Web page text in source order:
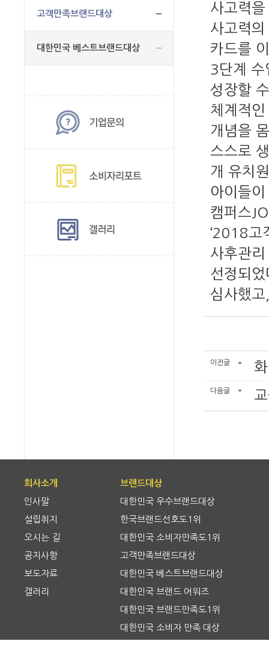
고객만족브랜드대상
대한민국 베스트브랜드대상
사고력
사고력의
카드를
3단계 수
성장할
체계적
개념을
스스로
개 유치
아이들
캠퍼스
‘2018고
사후관
선정되
심사했
이전글
다음글
회사소개
인사말
설립취지
오시는 길
공지사항
보도자료
갤러리
브랜드대상
대한민국 우수브랜드대상
한국브랜드선호도1위
대한민국 소비자만족도1위
고객만족브랜드대상
대한민국 베스트브랜드대상
대한민국 브랜드 어워즈
대한민국 브랜드만족도1위
대한민국 소비자 만족 대상